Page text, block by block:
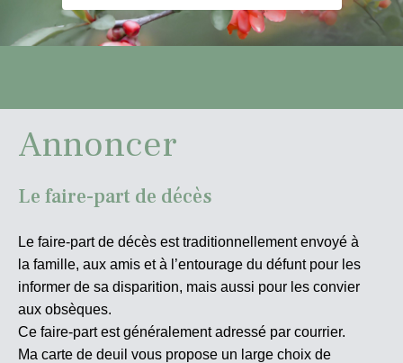
Annoncer
Le faire-part de décès
Le faire-part de décès est traditionnellement envoyé à
la famille, aux amis et à l’entourage du défunt pour les
informer de sa disparition, mais aussi pour les convier
aux obsèques.
Ce faire-part est généralement adressé par courrier.
Ma carte de deuil vous propose un large choix de